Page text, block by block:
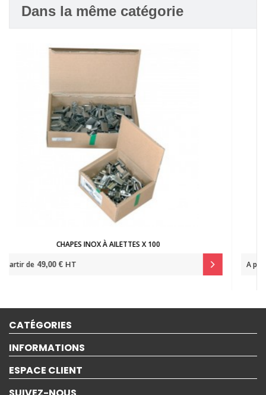
Dans la même catégorie
FEUILLARD ACIER GALETTES PLATES
A partir de
CATÉGORIES
INFORMATIONS
ESPACE CLIENT